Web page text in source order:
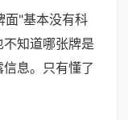
面"基本没有科
知道哪张牌是
息。只有懂了